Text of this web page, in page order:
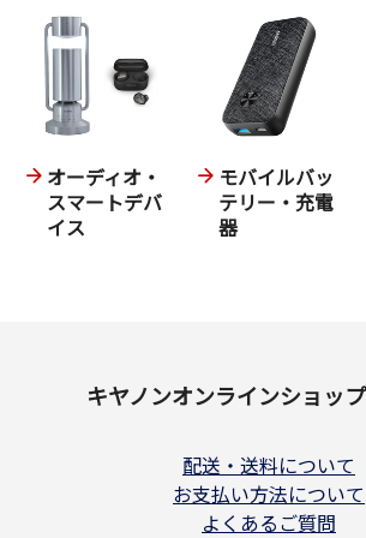
オーディオ・
スマートデバ
イス
モバイルバッ
テリー・充電
器
キヤノンオンラインショッ
配送・送料について
お支払い方法について
よくあるご質問